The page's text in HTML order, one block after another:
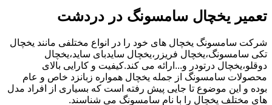
تعمیر یخچال سامسونگ در دردشت
شرکت سامسونگ یخچال های خود را در انواع مختلفی مانند یخچال
تکی سامسونگ،یخچال فریزر،یخچال سایدبای ساید،یخچال
دوقلو،یخچال درتودر و...ارائه می کند.کیفیت و کارایی بالای
محصولات سامسونگ از جمله یخچال همواره زبانزد خاص و عام
بوده و این موضوع تا جایی پیش رفته است که بسیاری از افراد مدل
های مختلف یخچال را با نام سامسونگ می شناسند.